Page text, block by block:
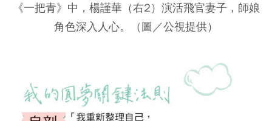
《一把青》中，楊謹華（右2）演活飛官妻子，師娘
角色深入人心。（圖／公視提供）